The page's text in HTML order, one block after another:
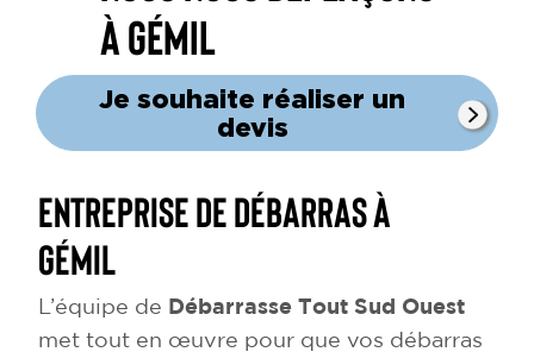
à Gémil
Je souhaite réaliser un
devis
Entreprise de débarras à
Gémil
L’équipe de
Débarrasse Tout Sud Ouest
met tout en œuvre pour que vos débarras